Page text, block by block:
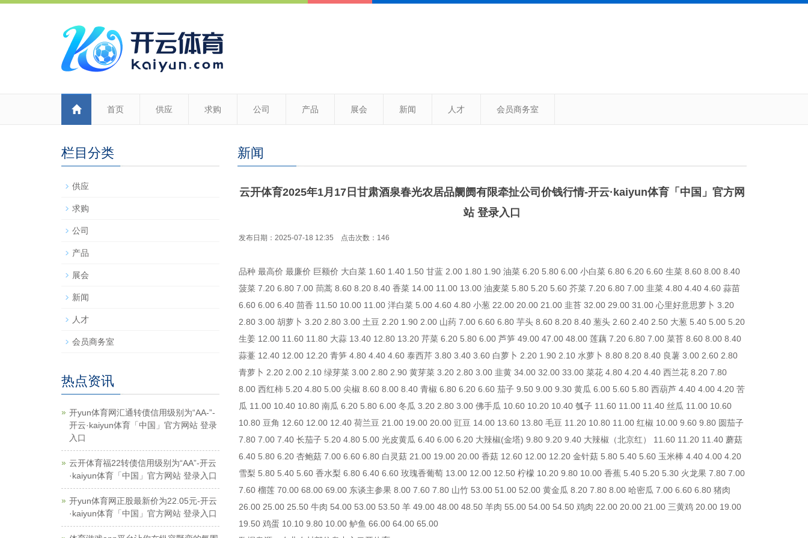
首页 供应 求购 公司 产品 展会 新闻 人才 会员商务室
新闻
云开体育2025年1月17日甘肃酒泉春光农居品阛阓有限牵扯公司价钱行情-开云·kaiyun体育「中国」官方网
站 登录入口
发布日期：2025-07-18 12:35 点击次数：146
品种 最高价 最廉价 巨额价 大白菜 1.60 1.40 1.50 甘蓝 2.00 1.80 1.90 油菜 6.20 5.80 6.00 小白菜 6.80 6.20 6.60 生菜 8.60 8.00 8.40
菠菜 7.20 6.80 7.00 茼蒿 8.60 8.20 8.40 香菜 14.00 11.00 13.00 油麦菜 5.80 5.20 5.60 芥菜 7.20 6.80 7.00 韭菜 4.80 4.40 4.60 蒜苗
6.60 6.00 6.40 茴香 11.50 10.00 11.00 洋白菜 5.00 4.60 4.80 小葱 22.00 20.00 21.00 韭苔 32.00 29.00 31.00 心里好意思萝卜 3.20
2.80 3.00 胡萝卜 3.20 2.80 3.00 土豆 2.20 1.90 2.00 山药 7.00 6.60 6.80 芋头 8.60 8.20 8.40 葱头 2.60 2.40 2.50 大葱 5.40 5.00 5.20
生姜 12.00 11.60 11.80 大蒜 13.40 12.80 13.20 芹菜 6.20 5.80 6.00 芦笋 49.00 47.00 48.00 莲藕 7.20 6.80 7.00 菜苔 8.60 8.00 8.40
蒜薹 12.40 12.00 12.20 青笋 4.80 4.40 4.60 泰西芹 3.80 3.40 3.60 白萝卜 2.20 1.90 2.10 水萝卜 8.80 8.20 8.40 良薯 3.00 2.60 2.80
青萝卜 2.20 2.00 2.10 绿芽菜 3.00 2.80 2.90 黄芽菜 3.20 2.80 3.00 韭黄 34.00 32.00 33.00 菜花 4.80 4.20 4.40 西兰花 8.20 7.80
8.00 西红柿 5.20 4.80 5.00 尖椒 8.60 8.00 8.40 青椒 6.80 6.20 6.60 茄子 9.50 9.00 9.30 黄瓜 6.00 5.60 5.80 西葫芦 4.40 4.00 4.20 苦
瓜 11.00 10.40 10.80 南瓜 6.20 5.80 6.00 冬瓜 3.20 2.80 3.00 佛手瓜 10.60 10.20 10.40 瓠子 11.60 11.00 11.40 丝瓜 11.00 10.60
10.80 豆角 12.60 12.00 12.40 荷兰豆 21.00 19.00 20.00 豇豆 14.00 13.60 13.80 毛豆 11.20 10.80 11.00 红椒 10.00 9.60 9.80 圆茄子
7.80 7.00 7.40 长茄子 5.20 4.80 5.00 光皮黄瓜 6.40 6.00 6.20 大辣椒(金塔) 9.80 9.20 9.40 大辣椒（北京红） 11.60 11.20 11.40 蘑菇
6.40 5.80 6.20 杏鲍菇 7.00 6.60 6.80 白灵菇 21.00 19.00 20.00 香菇 12.60 12.00 12.20 金针菇 5.80 5.40 5.60 玉米棒 4.40 4.00 4.20
雪梨 5.80 5.40 5.60 香水梨 6.80 6.40 6.60 玫瑰香葡萄 13.00 12.00 12.50 柠檬 10.20 9.80 10.00 香蕉 5.40 5.20 5.30 火龙果 7.80 7.00
7.60 榴莲 70.00 68.00 69.00 东谈主参果 8.00 7.60 7.80 山竹 53.00 51.00 52.00 黄金瓜 8.20 7.80 8.00 哈密瓜 7.00 6.60 6.80 猪肉
26.00 25.00 25.50 牛肉 54.00 53.00 53.50 羊 49.00 48.00 48.50 羊肉 55.00 54.00 54.50 鸡肉 22.00 20.00 21.00 三黄鸡 20.00 19.00
19.50 鸡蛋 10.10 9.80 10.00 鲈鱼 66.00 64.00 65.00
栏目分类
供应
求购
公司
产品
展会
新闻
人才
会员商务室
热点资讯
开yun体育网汇通转债信用级别为“AA-”-
开云·kaiyun体育「中国」官方网站 登录
入口
云开体育福22转债信用级别为“AA”-开云
·kaiyun体育「中国」官方网站 登录入口
开yun体育网正股最新价为22.05元-开云
·kaiyun体育「中国」官方网站 登录入口